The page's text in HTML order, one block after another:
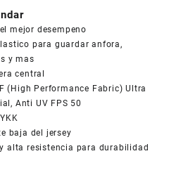
mejor desempeno
para guardar anfora,
y mas
central
(High Performance Fabric) Ultra
Anti UV FPS 50
baja del jersey
alta resistencia para durabilidad
COPIAR CÓDIGO